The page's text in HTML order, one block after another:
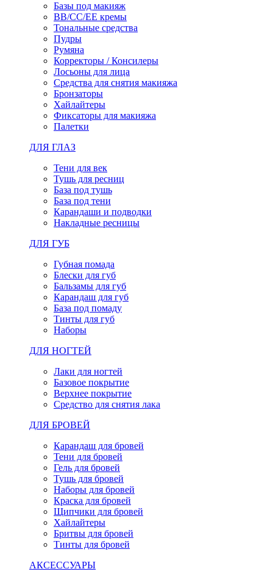
Базы под макияж
BB/CC/EE кремы
Тональные средства
Пудры
Румяна
Корректоры / Консилеры
Лосьоны для лица
Средства для снятия макияжа
Бронзаторы
Хайлайтеры
Фиксаторы для макияжа
Палетки
ДЛЯ ГЛАЗ
Тени для век
Тушь для ресниц
База под тушь
База под тени
Карандаши и подводки
Накладные ресницы
ДЛЯ ГУБ
Губная помада
Блески для губ
Бальзамы для губ
Карандаш для губ
База под помаду
Тинты для губ
Наборы
ДЛЯ НОГТЕЙ
Лаки для ногтей
Базовое покрытие
Верхнее покрытие
Средство для снятия лака
ДЛЯ БРОВЕЙ
Карандаш для бровей
Тени для бровей
Гель для бровей
Тушь для бровей
Наборы для бровей
Краска для бровей
Щипчики для бровей
Хайлайтеры
Бритвы для бровей
Тинты для бровей
АКСЕССУАРЫ